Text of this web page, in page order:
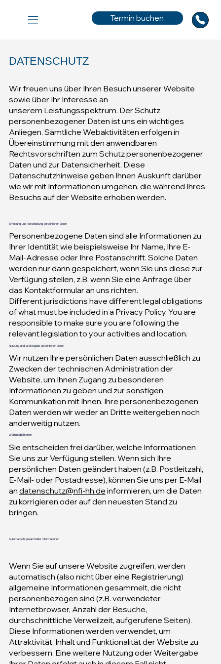
Termin buchen
DATENSCHUTZ
Wir freuen uns über Ihren Besuch unserer Website
sowie über Ihr Interesse an
unserem Leistungsspektrum. Der Schutz
personenbezogener Daten ist uns ein wichtiges
Anliegen. Sämtliche Webaktivitäten erfolgen in
Übereinstimmung mit den anwendbaren
Rechtsvorschriften zum Schutz personenbezogener
Daten und zur Datensicherheit. Diese
Datenschutzhinweise geben Ihnen Auskunft darüber,
wie wir mit Informationen umgehen, die während Ihres
Besuchs auf der Website erhoben werden.
Erhebung und Verarbeitung persönlicher Daten
Personenbezogene Daten sind alle Informationen zu
Ihrer Identität wie beispielsweise Ihr Name, Ihre E-
Mail-Adresse oder Ihre Postanschrift. Solche Daten
werden nur dann gespeichert, wenn Sie uns diese zur
Verfügung stellen, z.B. wenn Sie eine Anfrage über
das Kontaktformular an uns richten.
Different jurisdictions have different legal obligations
of what must be included in a Privacy Policy. You are
responsible to make sure you are following the
relevant legislation to your activities and location.
Nutzung und Weitergabe persönlicher Daten
Wir nutzen Ihre persönlichen Daten ausschließlich zu
Zwecken der technischen Administration der
Website, um Ihnen Zugang zu besonderen
Informationen zu geben und zur sonstigen
Kommunikation mit Ihnen. Ihre personenbezogenen
Daten werden wir weder an Dritte weitergeben noch
anderweitig nutzen.
Wahlmöglichkeiten
Sie entscheiden frei darüber, welche Informationen
Sie uns zur Verfügung stellen. Wenn sich Ihre
persönlichen Daten geändert haben (z.B. Postleitzahl,
E-Mail- oder Postadresse), können Sie uns per E-Mail
an datenschutz@nfi-hh.de informieren, um die Daten
zu korrigieren oder auf den neuesten Stand zu
bringen.
Automatisch gesammelte Informationen
Wenn Sie auf unsere Website zugreifen, werden
automatisch (also nicht über eine Registrierung)
allgemeine Informationen gesammelt, die nicht
personenbezogen sind (z.B. verwendeter
Internetbrowser, Anzahl der Besuche,
durchschnittliche Verweilzeit, aufgerufene Seiten).
Diese Informationen werden verwendet, um
Attraktivität, Inhalt und Funktionalität der Website zu
verbessern. Eine weitere Nutzung oder Weitergabe